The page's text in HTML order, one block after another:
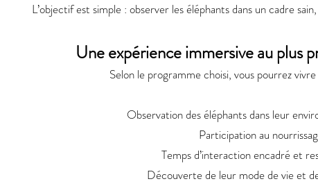
L’objectif est simple : observer les éléphants dans un cadre
Une expérience immersive au plus
Selon le programme choisi, vous pourrez
Observation des éléphants dans leur
Participation au
Temps d’interaction encadré et
Découverte de leur mode de vie et